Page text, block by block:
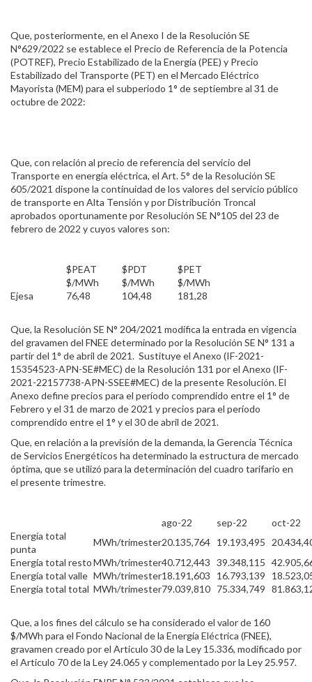
Que, posteriormente, en el Anexo I de la Resolución SE
N°629/2022 se establece el Precio de Referencia de la Potencia
(POTREF), Precio Estabilizado de la Energía (PEE) y Precio
Estabilizado del Transporte (PET) en el Mercado Eléctrico
Mayorista (MEM) para el subperiodo 1° de septiembre al 31 de
octubre de 2022:
Que, con relación al precio de referencia del servicio del
Transporte en energía eléctrica, el Art. 5° de la Resolución SE
605/2021 dispone la continuidad de los valores del servicio público
de transporte en Alta Tensión y por Distribución Troncal
aprobados oportunamente por Resolución SE N°105 del 23 de
febrero de 2022 y cuyos valores son:
$PEAT $PDT
$PET
$/MWh
$/MWh
$/MWh
Ejesa
76,48 104,48 181,28
Que, la Resolución SE N° 204/2021 modifica la entrada en vigencia
del gravamen del FNEE determinado por la Resolución SE N° 131 a
partir del 1° de abril de 2021. Sustituye el Anexo (IF-2021-
15354523-APN-SE#MEC) de la Resolución 131 por el Anexo (IF-
2021-22157738-APN-SSEE#MEC) de la presente Resolución. El
Anexo define precios para el período comprendido entre el 1° de
Febrero y el 31 de marzo de 2021 y precios para el período
comprendido entre el 1° y el 30 de abril de 2021.
Que, en relación a la previsión de la demanda, la Gerencia Técnica
de Servicios Energéticos ha determinado la estructura de mercado
óptima, que se utilizó para la determinación del cuadro tarifario en
el presente trimestre.
ago-22 sep-22
oct-22
Energía total
punta
MWh/trimester20.135,764 19.193,495
Energía total restoMWh/trimester40.712,443 39.348,115
Energía total valle MWh/trimester18.191,603 16.793,139
Energía total total MWh/trimester79.039,810 75.334,749
Que, a los fines del cálculo se ha considerado el valor de 160
$/MWh para el Fondo Nacional de la Energía Eléctrica (FNEE),
gravamen creado por el Articulo 30 de la Ley 15.336, modificado por
el Articulo 70 de la Ley 24.065 y complementado por la Ley 25.957.